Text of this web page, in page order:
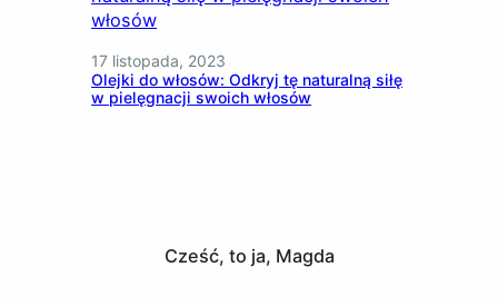
17 listopada, 2023
Olejki do włosów: Odkryj tę naturalną siłę
w pielęgnacji swoich włosów
Cześć, to ja, Magda